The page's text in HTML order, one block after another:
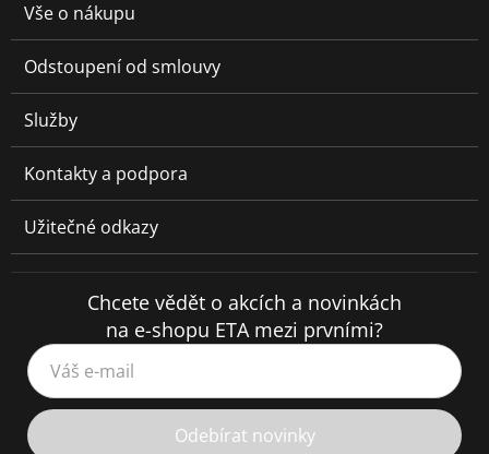
Vše o nákupu
Odstoupení od smlouvy
Služby
Kontakty a podpora
Užitečné odkazy
Chcete vědět o akcích a novinkách
na e-shopu ETA mezi prvními?
Váš e-mail
Odebírat novinky